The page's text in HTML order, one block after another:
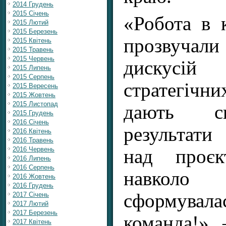
2014 Грудень
2015 Січень
2015 Лютий
2015 Березень
2015 Квітень
2015 Травень
2015 Червень
2015 Липень
2015 Серпень
2015 Вересень
2015 Жовтень
2015 Листопад
2015 Грудень
2016 Січень
2016 Квітень
2016 Травень
2016 Червень
2016 Липень
2016 Серпень
2016 Жовтень
2016 Грудень
2017 Січень
2017 Лютий
2017 Березень
2017 Квітень
«Робота в
дають
над